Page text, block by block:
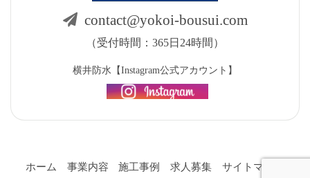
contact@yokoi-bousui.com
（受付時間：365日24時間）
横井防水【Instagram公式アカウント】
ホーム 事業内容 施工事例 求人募集 サイトマップ